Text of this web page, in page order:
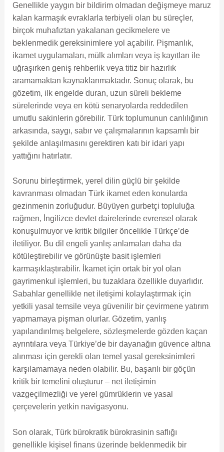
Genellikle yaygın bir bildirim olmadan değişmeye maruz
kalan karmaşık evraklarla terbiyeli olan bu süreçler,
birçok muhafıztan yakalanan gecikmelere ve
beklenmedik gereksinimlere yol açabilir. Pişmanlık,
ikamet uygulamaları, mülk alımları veya iş kayıtları ile
uğraşırken geniş rehberlik veya titiz bir hazırlık
aramamaktan kaynaklanmaktadır. Sonuç olarak, bu
gözetim, ilk engelde duran, uzun süreli bekleme
sürelerinde veya en kötü senaryolarda reddedilen
umutlu sakinlerin görebilir. Türk toplumunun canlılığının
arkasında, saygı, sabır ve çalışmalarının kapsamlı bir
şekilde anlaşılmasını gerektiren katı bir idari yapı
yattığını hatırlatır.
Sorunu birleştirmek, yerel dilin güçlü bir şekilde
kavranması olmadan Türk ikamet eden konularda
gezinmenin zorluğudur. Büyüyen gurbetçi topluluğa
rağmen, İngilizce devlet dairelerinde evrensel olarak
konuşulmuyor ve kritik bilgiler öncelikle Türkçe’de
iletiliyor. Bu dil engeli yanlış anlamaları daha da
kötüleştirebilir ve görünüşte basit işlemleri
karmaşıklaştırabilir. İkamet için ortak bir yol olan
gayrimenkul işlemleri, bu tuzaklara özellikle duyarlıdır.
Sabahlar genellikle net iletişimi kolaylaştırmak için
yetkili yasal temsile veya güvenilir bir çevirmene yatırım
yapmamaya pişman olurlar. Gözetim, yanlış
yapılandırılmış belgelere, sözleşmelerde gözden kaçan
ayrıntılara veya Türkiye’de bir dayanağın güvence altına
alınması için gerekli olan temel yasal gereksinimleri
karşılamamaya neden olabilir. Bu, başarılı bir göçün
kritik bir temelini oluşturur – net iletişimin
vazgeçilmezliği ve yerel gümrüklerin ve yasal
çerçevelerin yetkin navigasyonu.
Son olarak, Türk bürokratik bürokrasinin saflığı
genellikle kişisel finans üzerinde beklenmedik bir